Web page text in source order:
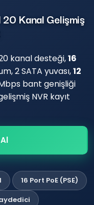
Kanal Gelişmiş
kanal desteği,16
2 SATA yuvası,12
bant genişliği
NVR kayıt
16 Port PoE (PSE)